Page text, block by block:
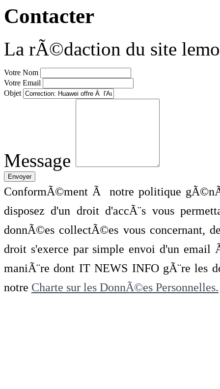
Contacter
La rÃ©daction du site
Votre Nom
Votre Email
Objet
Message
ConformÃ©ment Ã notre politique
disposez d'un droit d'accÃ¨s vous
donnÃ©es collectÃ©es vous concernant,
droit s'exerce par simple envoi d'un
maniÃ¨re dont IT NEWS INFO gÃ¨re les
notre Charte sur les DonnÃ©es Personnelles.